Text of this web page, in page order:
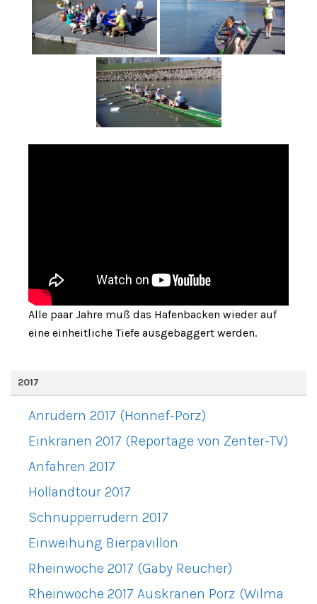
Alle paar Jahre muß das Hafenbacken wieder auf
eine einheitliche Tiefe ausgebaggert werden.
2017
Anrudern 2017 (Honnef-Porz)
Einkranen 2017 (Reportage von Zenter-TV)
Anfahren 2017
Hollandtour 2017
Schnupperrudern 2017
Einweihung Bierpavillon
Rheinwoche 2017 (Gaby Reucher)
Rheinwoche 2017 Auskranen Porz (Wilma